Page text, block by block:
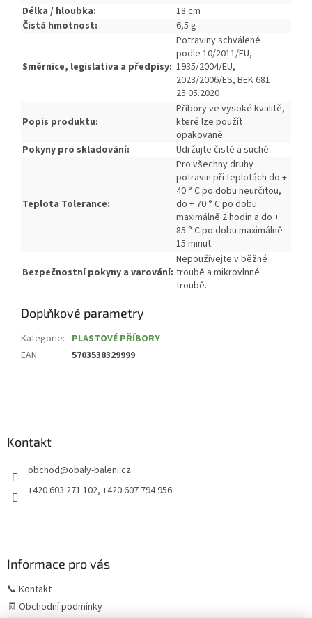
Délka / hloubka:
18 cm
Čistá hmotnost:
6,5 g
Směrnice, legislativa a předpisy:
Potraviny schválené
podle 10/2011/EU,
1935/2004/EU,
2023/2006/ES, BEK 681
25.05.2020
Popis produktu:
Příbory ve vysoké kvalitě,
které lze použít
opakovaně.
Pokyny pro skladování:
Udržujte čisté a suché.
Teplota Tolerance:
Pro všechny druhy
potravin při teplotách do +
40 ° C po dobu neurčitou,
do + 70 ° C po dobu
maximálně 2 hodin a do +
85 ° C po dobu maximálně
15 minut.
Bezpečnostní pokyny a varování:
Nepoužívejte v běžné
troubě a mikrovlnné
troubě.
Doplňkové parametry
Kategorie: PLASTOVÉ PŘÍBORY
EAN: 5703538329999
Kontakt
obchod@obaly-baleni.cz
+420 603 271 102, +420 607 794 956
Informace pro vás
📞 Kontakt
🧾 Obchodní podmínky